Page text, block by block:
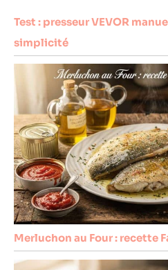
Test : presseur VEVOR
simplicité
Merluchon au Four : recette